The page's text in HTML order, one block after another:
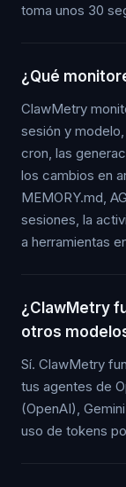
toma unos 30
¿Qué
ClawMetry
sesión y
cron, las
los cambios en
MEMORY.md,
sesiones, la
a herramientas
¿ClawMetry
otros
Sí. ClawMetry
tus agentes de
(OpenAI),
uso de tokens